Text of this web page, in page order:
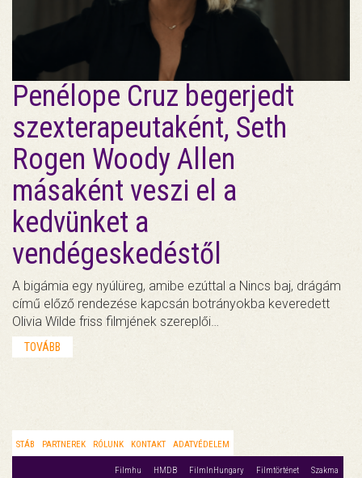
Penélope Cruz begerjedt
szexterapeutaként, Seth
Rogen Woody Allen
másaként veszi el a
kedvünket a
vendégeskedéstől
A bigámia egy nyúlüreg, amibe ezúttal a Nincs baj, drágám
című előző rendezése kapcsán botrányokba keveredett
Olivia Wilde friss filmjének szereplői…
TOVÁBB
STÁB PARTNEREK RÓLUNK KONTAKT ADATVÉDELEM
Filmhu HMDB FilmInHungary Filmtörténet Szakma